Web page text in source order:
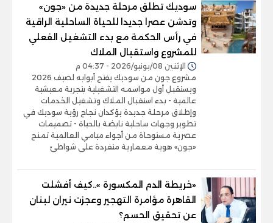
سوديك تطلق مرحلة جديدة من «جون»
وتدشن عصرا جديدا للحياة الساحلية الراقية
في رأس الحكمة مع بدء التشغيل الفعلي
للمشروع واستقبال الملاك
الإثنين 08/يونيو/2026 - 04:37 م
مشروع جون من سوديك يفتح أبوابه لصيف 2026
ويستقبل أول مواسمه التشغيلية بتجربة معيشية
عالمية - بدء استقبال الملاك وتشغيل الخدمات
وإطلاق مرحلة جديدة يؤكدان نجاح رؤية سوديك في
تطوير وجهات ساحلية نابضة بالحياة - تصميمات
عصرية مستوحاة من أجواء ميامي العالمية تمنح
«جون» هوية معمارية متفردة على شواطئ
«خريطة الدم المكسورة »..كيف أفشلت
القاهرة مؤامرة التهجير وعجزت نيران لبنان
عن تحقيق الحسم؟